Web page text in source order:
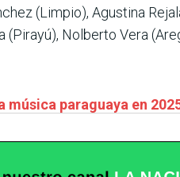
(Limpio), Agustina
Nolberto Vera
música paraguaya en